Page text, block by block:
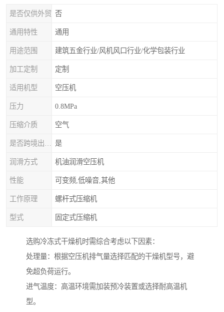
是否仅供外贸 否
通用特性 通用
用途范围 建筑五金行业/风机风口行业/化学包装行业
加工定制 定制
适用机型 空压机
压力 0.8MPa
压缩介质 空气
是
润滑方式 机油润滑空压机
性能 可变频,低噪音,其他
工作原理 螺杆式压缩机
型式 固定式压缩机
选购冷冻式干燥机时需综合考虑以下因素：
处理量：根据空压机排气量选择匹配的干燥机型号，避
免超负荷运行。
进气温度：高温环境需加装预冷装置或选择耐高温机
型。